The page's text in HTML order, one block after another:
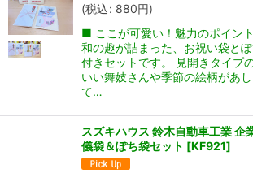
(税込: 880円)
■ ここが可愛い！魅力のポイン
和の趣が詰まった、お祝い袋と
付きセットです。 見開きタイプ
いい舞妓さんや季節の絵柄があ
て…
スズキハウス 鈴木自動車工業 企
儀袋＆ぽち袋セット [KF921]